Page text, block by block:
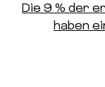
Die 9 % der
haben